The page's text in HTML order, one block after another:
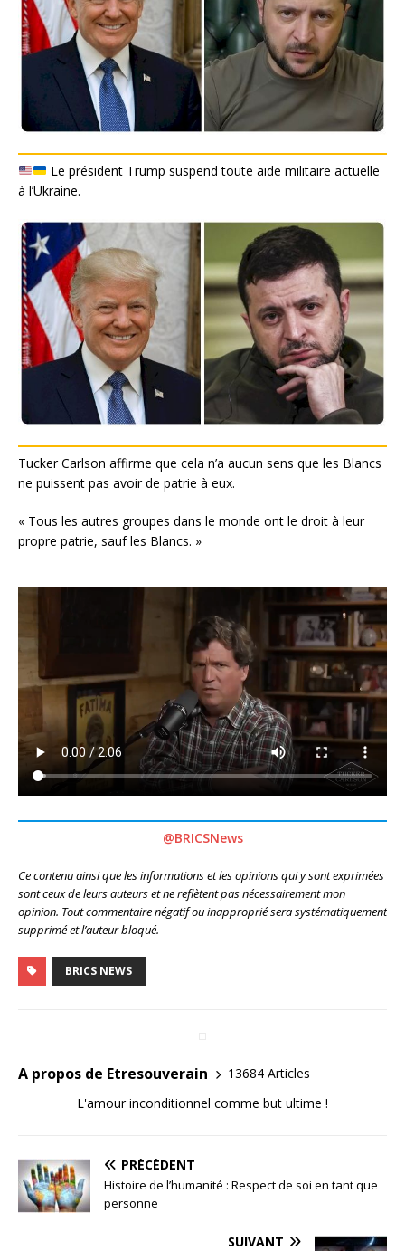
Le président Trump suspend toute aide militaire actuelle
à l’Ukraine.
Tucker Carlson affirme que cela n’a aucun sens que les Blancs
ne puissent pas avoir de patrie à eux.
« Tous les autres groupes dans le monde ont le droit à leur
propre patrie, sauf les Blancs. »
@BRICSNews
Ce contenu ainsi que les informations et les opinions qui y sont exprimées
sont ceux de leurs auteurs et ne reflètent pas nécessairement mon
opinion. Tout commentaire négatif ou inapproprié sera systématiquement
supprimé et l’auteur bloqué.
BRICS NEWS
A propos de Etresouverain
13684 Articles
L'amour inconditionnel comme but ultime !
PRÉCÉDENT
Histoire de l’humanité : Respect de soi en tant que
personne
SUIVANT